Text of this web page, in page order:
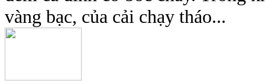
vàng bạc, của cải chạy tháo...